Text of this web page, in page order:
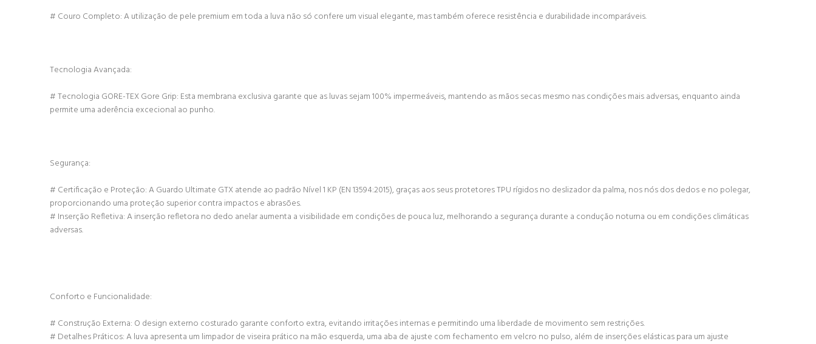
# Couro Completo: A utilização de pele premium em toda a luva não só confere um visual elegante, mas também oferece resistência e durabilidade incomparáveis.
Tecnologia Avançada:
# Tecnologia GORE-TEX Gore Grip: Esta membrana exclusiva garante que as luvas sejam 100% impermeáveis, mantendo as mãos secas mesmo nas condições mais adversas, enquanto ainda
permite uma aderência excecional ao punho.
Segurança:
# Certificação e Proteção: A Guardo Ultimate GTX atende ao padrão Nível 1 KP (EN 13594:2015), graças aos seus protetores TPU rígidos no deslizador da palma, nos nós dos dedos e no polegar,
proporcionando uma proteção superior contra impactos e abrasões.
# Inserção Refletiva: A inserção refletora no dedo anelar aumenta a visibilidade em condições de pouca luz, melhorando a segurança durante a condução noturna ou em condições climáticas
adversas.
Conforto e Funcionalidade:
# Construção Externa: O design externo costurado garante conforto extra, evitando irritações internas e permitindo uma liberdade de movimento sem restrições.
# Detalhes Práticos: A luva apresenta um limpador de viseira prático na mão esquerda, uma aba de ajuste com fechamento em velcro no pulso, além de inserções elásticas para um ajuste